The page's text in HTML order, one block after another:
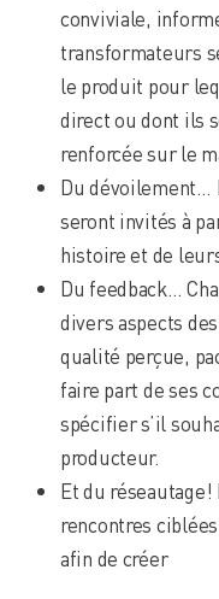
conviviale,
transformateurs
le produit pour
direct ou dont ils
renforcée sur le
Du
seront invités à
histoire et de
Du feedback…
divers aspects
qualité perçue,
faire part de ses
spécifier s’il
producteur.
Et du réseautage!
rencontres
afin de créer­